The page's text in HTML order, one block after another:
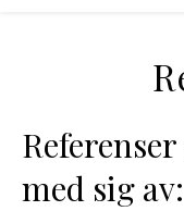
med sig av: